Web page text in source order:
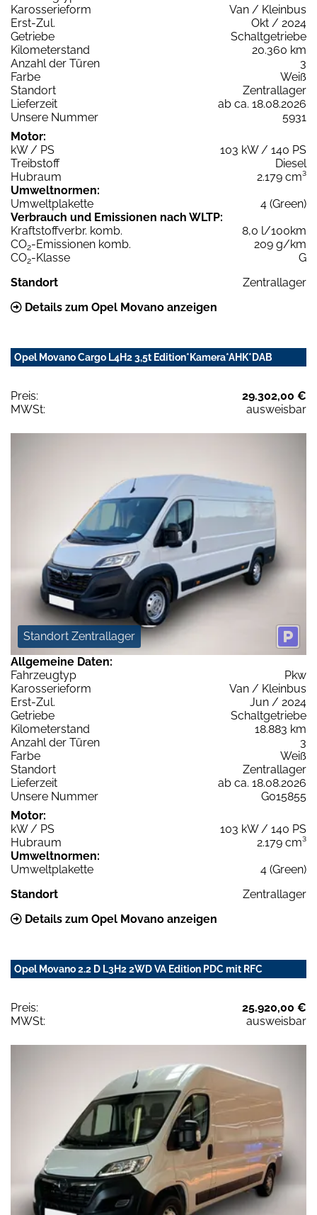
Karosserieform
Van / Kleinbus
Erst-Zul.
Okt / 2024
Getriebe
Schaltgetriebe
Kilometerstand
20.360 km
Anzahl der Türen
3
Farbe
Weiß
Standort
Zentrallager
Lieferzeit
ab ca. 18.08.2026
Unsere Nummer
5931
Motor:
kW / PS
103 kW / 140 PS
Treibstoff
Diesel
Hubraum
2.179 cm³
Umweltnormen:
Umweltplakette
4 (Green)
Verbrauch und Emissionen nach WLTP:
Kraftstoffverbr. komb.
8,0 l/100km
CO2-Emissionen komb.
209 g/km
CO2-Klasse
G
Standort
Zentrallager
Details zum Opel Movano anzeigen
Opel Movano Cargo L4H2 3,5t Edition*Kamera*AHK*DAB
Preis:
29.302,00 €
MWSt:
ausweisbar
Standort Zentrallager
Allgemeine Daten:
Fahrzeugtyp
Pkw
Karosserieform
Van / Kleinbus
Erst-Zul.
Jun / 2024
Getriebe
Schaltgetriebe
Kilometerstand
18.883 km
Anzahl der Türen
3
Farbe
Weiß
Standort
Zentrallager
Lieferzeit
ab ca. 18.08.2026
Unsere Nummer
G015855
Motor:
kW / PS
103 kW / 140 PS
Hubraum
2.179 cm³
Umweltnormen:
Umweltplakette
4 (Green)
Standort
Zentrallager
Details zum Opel Movano anzeigen
Opel Movano 2.2 D L3H2 2WD VA Edition PDC mit RFC
Preis:
25.920,00 €
MWSt:
ausweisbar